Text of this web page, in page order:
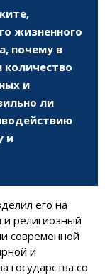
жизненного
почему в
количество
и
ли
и
его на
и религиозный
современной
и
государства со